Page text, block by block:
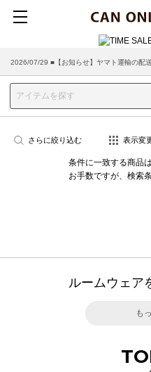
2026/07/29 ■【お知らせ】ヤマト運輸の配
さらに絞り込む 表示変
条件に一致する商品
お手数ですが、検索
ルームウェア
も